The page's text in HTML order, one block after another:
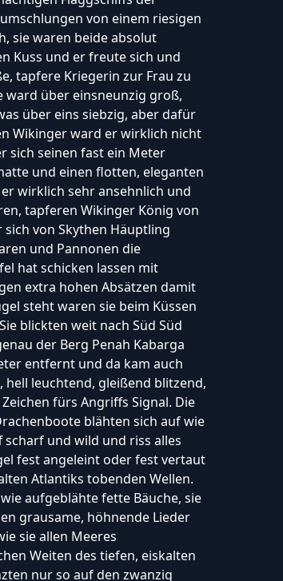
von einem riesigen
sie waren beide absolut
Kuss und er freute sich und
tapfere Kriegerin zur Frau zu
ward über einsneunzig groß,
über eins siebzig, aber dafür
Wikinger ward er wirklich nicht
sich seinen fast ein Meter
und einen flotten, eleganten
wirklich sehr ansehnlich und
tapferen Wikinger König von
von Skythen Häuptling
und Pannonen die
hat schicken lassen mit
extra hohen Absätzen damit
steht waren sie beim Küssen
blickten weit nach Süd Süd
der Berg Penah Kabarga
entfernt und da kam auch
leuchtend, gleißend blitzend,
fürs Angriffs Signal. Die
blähten sich auf wie
und wild und riss alles
fest angeleint oder fest vertaut
Atlantiks tobenden Wellen.
aufgeblähte fette Bäuche, sie
grausame, höhnende Lieder
sie allen Meeres
Weiten des tiefen, eiskalten
nur so auf den zwanzig